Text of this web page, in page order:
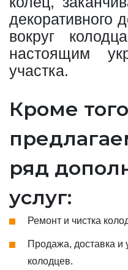
декоративного
вокруг
настоящим
участка.
Кроме
ряд
услуг:
Ремонт и чистка
Продажа, доставка и
колодцев.